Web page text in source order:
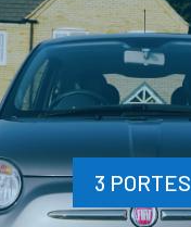
3 PORTES